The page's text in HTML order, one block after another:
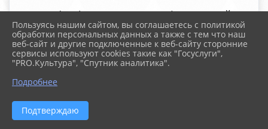
8-(863)40-30-7-54 - телефон горячей
линии Управления образования
Родионово-Несветайского района по
организации горячего питания
обучающихся 1-4 классов, с 9.00 до
Ивановна;
8 (863) 240-46-56 - "Горячая линия"
министерства общего и
Пользуясь нашим сайтом, вы соглашаетесь с политикой
обработки персональных данных а также с тем что наш
веб-сайт и другие подключенные к веб-сайту сторонние
сервисы используют cookies такие как "Госуслуги",
"PRO.Культура", "Спутник аналитика".
Подробнее
Подтверждаю